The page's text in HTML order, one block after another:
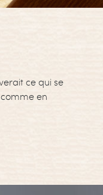
ce qui se
en